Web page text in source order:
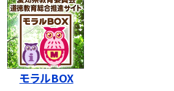
モラルBOX